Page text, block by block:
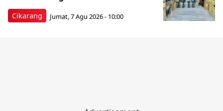
Cikarang Jumat, 7 Agu 2026 - 10:00